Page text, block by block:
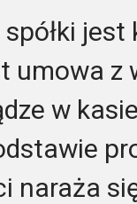
umowa z
w
naraża